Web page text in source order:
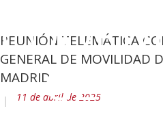
REUNIÓN TELEMÁTICA
GENERAL DE MOVILIDAD
MADRID
11 de abril de 2025